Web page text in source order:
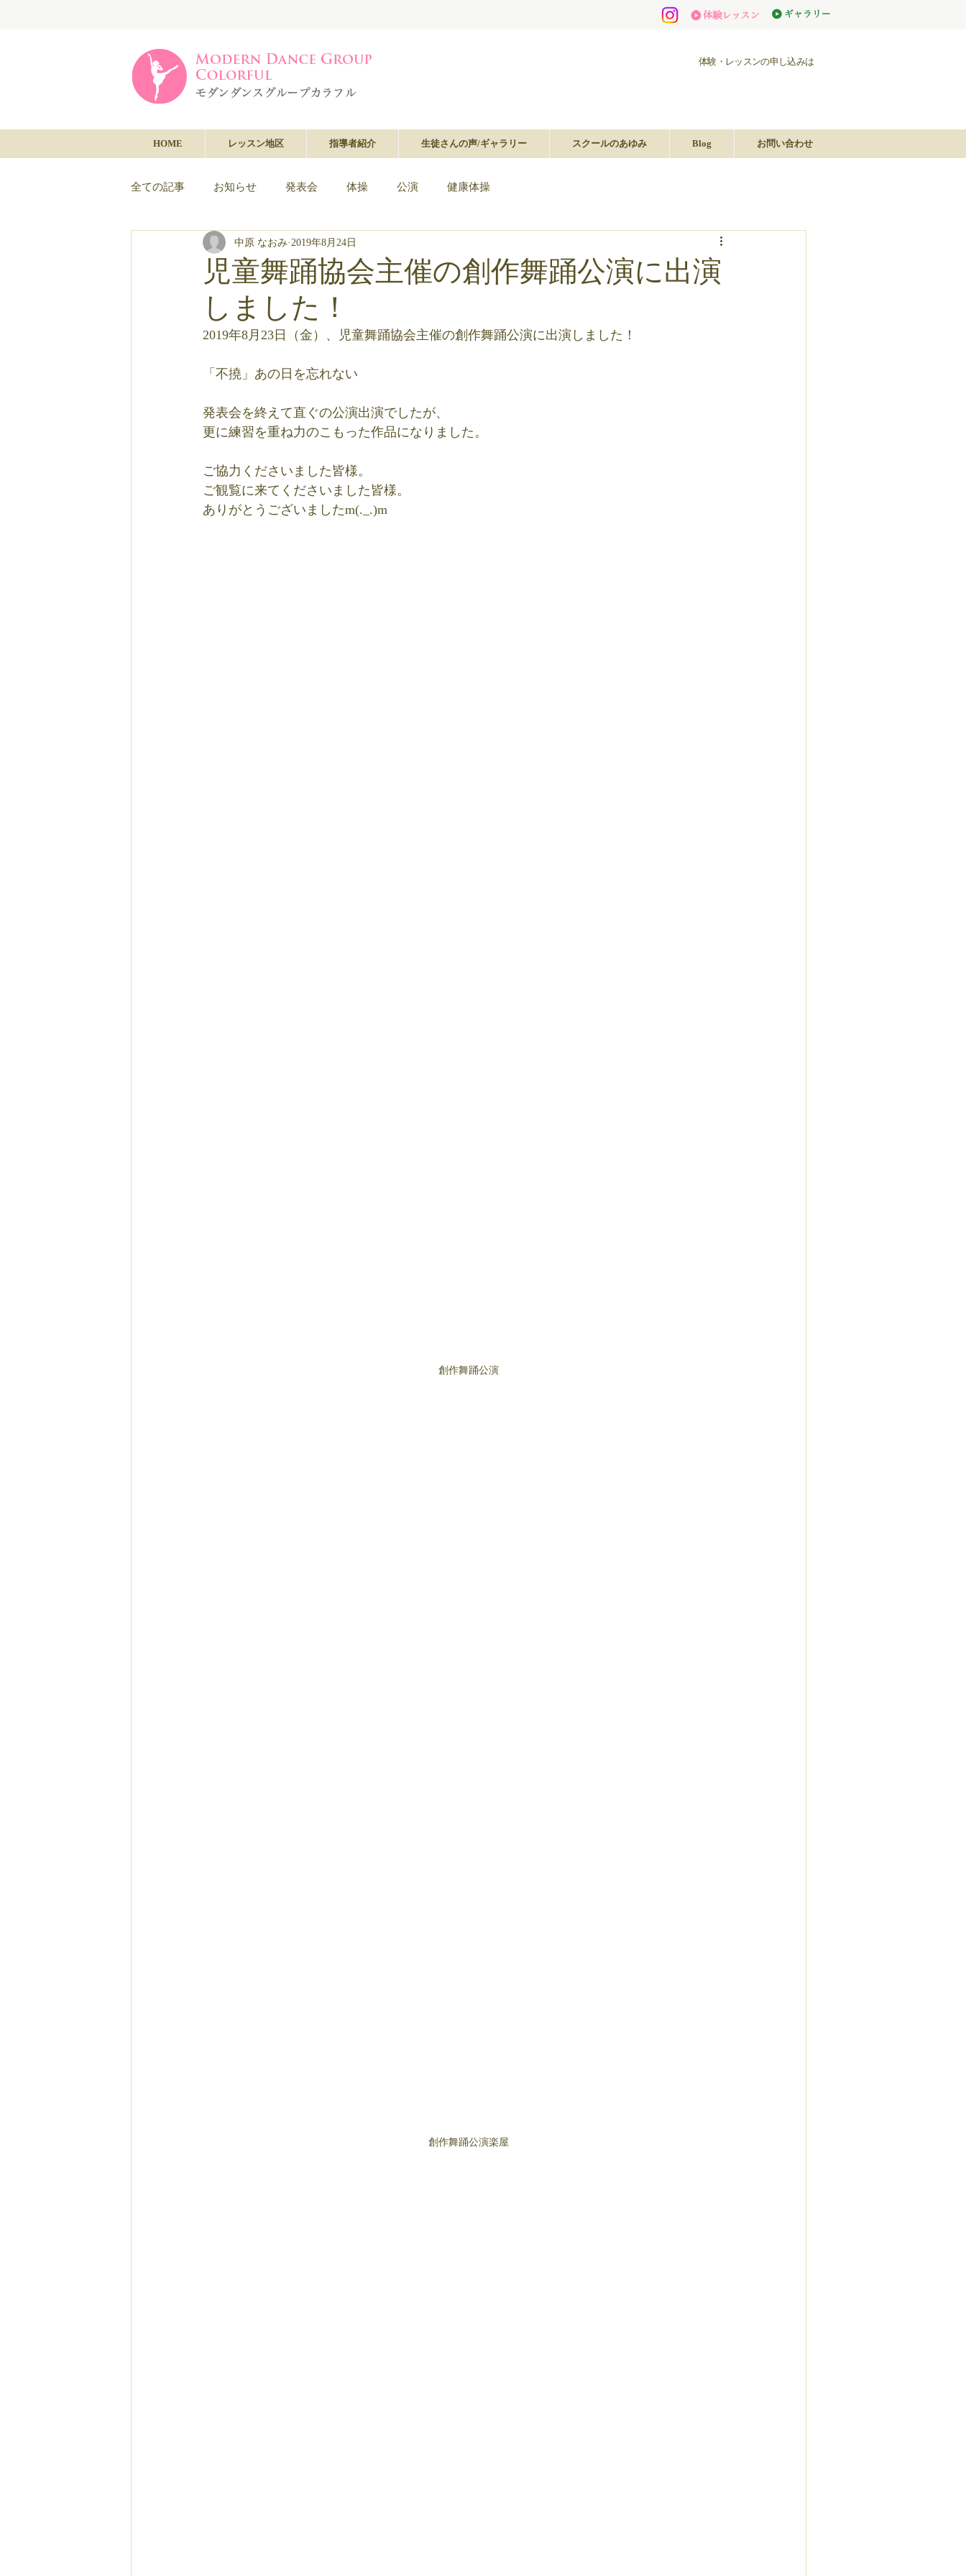
体験・レッスンの申し込みは
HOME レッスン地区 指導者紹介 生徒さんの声/ギャラリー スクールのあゆみ Blog お問い合わせ
全ての記事 お知らせ 発表会 体操 公演 健康体操
児童舞踊協会主催の創作舞踊公演に出演
しました！
中原 なおみ 2019年8月24日
2019年8月23日（金）、児童舞踊協会主催の創作舞踊公演に出演しました！
「不撓」あの日を忘れない
発表会を終えて直ぐの公演出演でしたが、
更に練習を重ね力のこもった作品になりました。
ご協力くださいました皆様。
ご観覧に来てくださいました皆様。
ありがとうございましたm(._.)m
創作舞踊公演
創作舞踊公演楽屋